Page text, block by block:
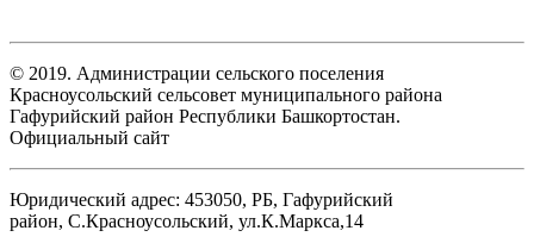
© 2019. Администрации сельского поселения
Красноусольский сельсовет муниципального района
Гафурийский район Республики Башкортостан.
Официальный сайт
Юридический адрес: 453050, РБ, Гафурийский
район, С.Красноусольский, ул.К.Маркса,14